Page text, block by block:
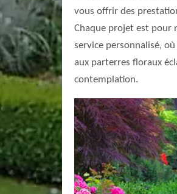
vous offrir des
Chaque projet est pour
service personnalisé,
aux parterres floraux
contemplation.